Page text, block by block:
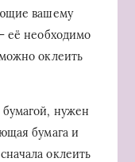
вашему
её необходимо
оклеить
бумагой, нужен
бумага и
оклеить